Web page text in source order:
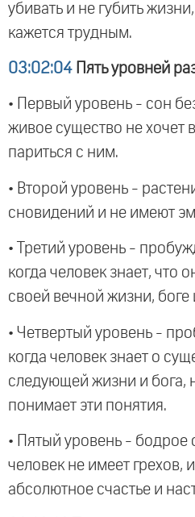
убивать и не губить
кажется трудным.
03:02:04 Пять уровней
• Первый уровень - сон
живое существо не хочет
париться с ним.
• Второй уровень -
сновидений и не имеют
• Третий уровень -
когда человек знает, что
своей вечной жизни, боге
• Четвертый уровень -
когда человек знает о
следующей жизни и бога,
понимает эти понятия.
• Пятый уровень - бодрое
человек не имеет грехов,
абсолютное счастье и